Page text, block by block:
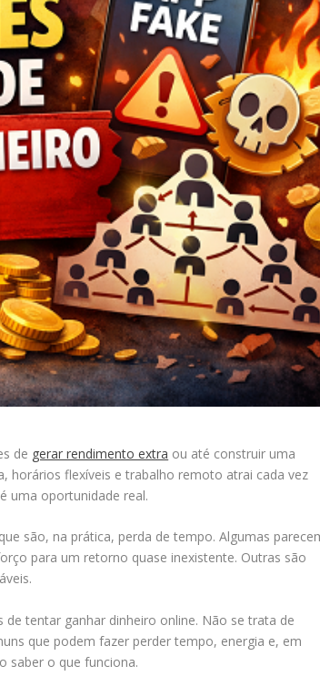
de gerar rendimento extra ou até construir uma
horários flexíveis e trabalho remoto atrai cada vez
uma oportunidade real.
são, na prática, perda de tempo. Algumas
para um retorno quase inexistente. Outras são
tentar ganhar dinheiro online. Não se trata de
que podem fazer perder tempo, energia e, em
saber o que funciona.